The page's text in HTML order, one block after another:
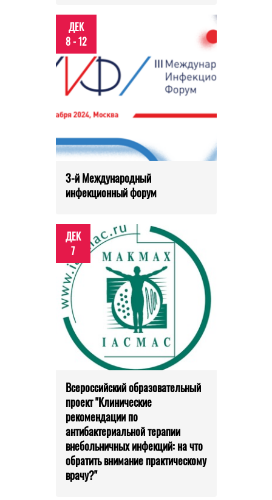
ДЕК
8 - 12
3-й Международный
инфекционный форум
ДЕК
7
Всероссийский образовательный
проект "Клинические
рекомендации по
антибактериальной терапии
внебольничных инфекций: на что
обратить внимание практическому
врачу?"